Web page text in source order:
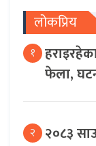
लोकप्रिय
१
फेला,
२ २०८३